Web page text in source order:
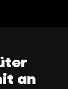
an